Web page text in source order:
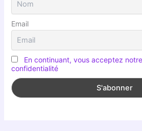
Email
En continuant, vous acceptez
confidentialité